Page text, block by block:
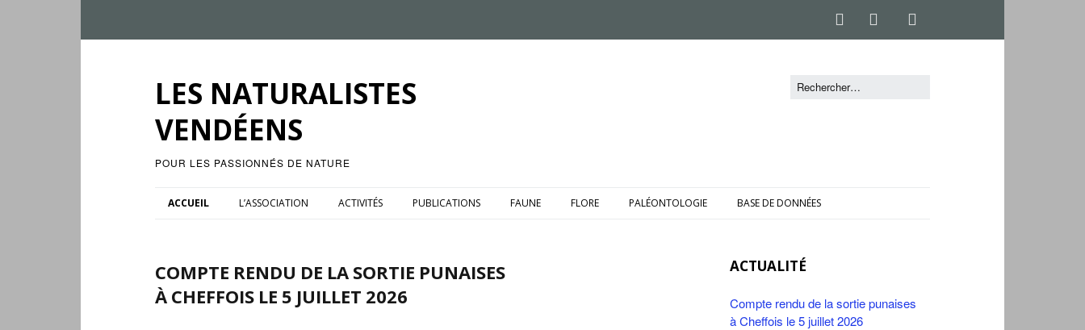
LES NATURALISTES
VENDÉENS
POUR LES PASSIONNÉS DE NATURE
ACCUEIL L’ASSOCIATION ACTIVITÉS PUBLICATIONS FAUNE FLORE PALÉONTOLOGIE BASE DE DONNÉES
COMPTE RENDU DE LA SORTIE PUNAISES
À CHEFFOIS LE 5 JUILLET 2026
ACTUALITÉ
Compte rendu de la sortie punaises
à Cheffois le 5 juillet 2026